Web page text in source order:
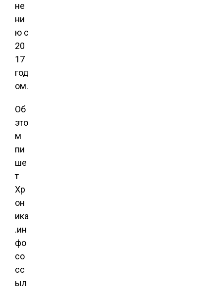
не
ни
ю с
20
17
год
ом.
Об
это
м
пи
ше
т
Хр
он
ика
.ин
фо
со
сс
ыл